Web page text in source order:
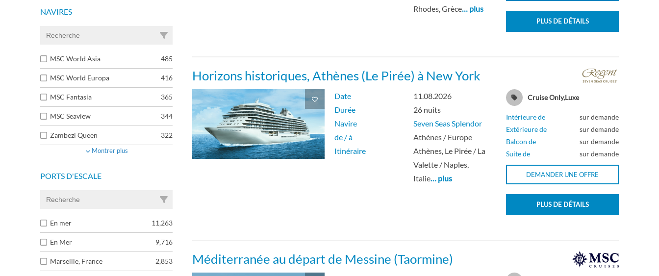
NAVIRES
MSC World Asia 485
MSC World Europa 416
MSC Fantasia 365
MSC Seaview 344
Zambezi Queen 322
Montrer plus
PORTS D'ESCALE
En mer 11,263
En Mer 9,716
Marseille, France 2,853
Rhodes, Grèce… plus
PLUS DE DÉTAILS
Horizons historiques, Athènes (Le Pirée) à New York
Date
11.08.2026
Durée
26 nuits
Navire
Seven Seas Splendor
de / à
Athènes / Europe
Itinéraire
Athènes, Le Pirée / La
Valette / Naples,
Italie… plus
Cruise Only,Luxe
Intérieure de
sur demande
Extérieure de
sur demande
Balcon de
sur demande
Suite de
sur demande
DEMANDER UNE OFFRE
PLUS DE DÉTAILS
Méditerranée au départ de Messine (Taormine)